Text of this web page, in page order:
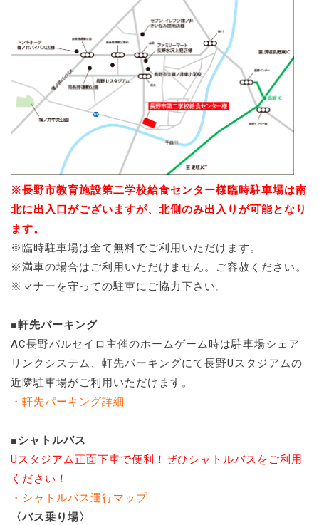
※長野市教育施設第二学校給食センター様臨時駐車場は南
北に出入口がございますが、北側のみ出入りが可能となり
ます。
※臨時駐車場は全て無料でご利用いただけます。
※満車の場合はご利用いただけません。ご容赦ください。
※マナーを守っての駐車にご協力下さい。
■軒先パーキング
AC長野パルセイロ主催のホームゲーム時は駐車場シェア
リンクシステム、軒先パーキングにて長野Uスタジアムの
近隣駐車場がご利用いただけます。
・軒先パーキング詳細
■シャトルバス
Uスタジアム正面下車で便利！ぜひシャトルバスをご利用
ください！
・シャトルバス運行マップ
〈バス乗り場〉